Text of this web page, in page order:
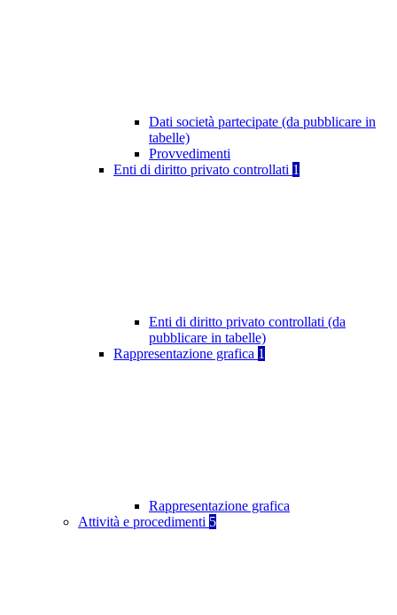
Dati società partecipate (da pubblicare in
tabelle)
Provvedimenti
Enti di diritto privato controllati 1
Enti di diritto privato controllati (da
pubblicare in tabelle)
Rappresentazione grafica 1
Rappresentazione grafica
Attività e procedimenti 5